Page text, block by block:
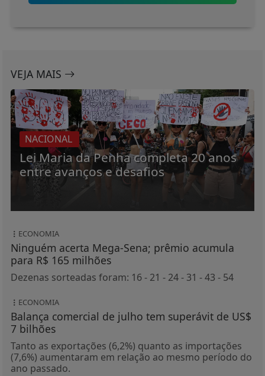
VEJA MAIS
NACIONAL
Lei Maria da Penha completa 20 anos
entre avanços e desafios
ECONOMIA
Ninguém acerta Mega-Sena; prêmio acumula
para R$ 165 milhões
Dezenas sorteadas foram: 16 - 21 - 24 - 31 - 43 - 54
ECONOMIA
Balança comercial de julho tem superávit de US$
7 bilhões
Tanto as exportações (6,2%) quanto as importações
(7,6%) aumentaram em relação ao mesmo período do
ano passado.